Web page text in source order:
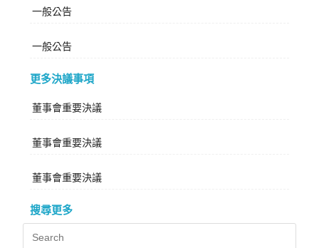
一般公告
一般公告
更多決議事項
董事會重要決議
董事會重要決議
董事會重要決議
搜尋更多